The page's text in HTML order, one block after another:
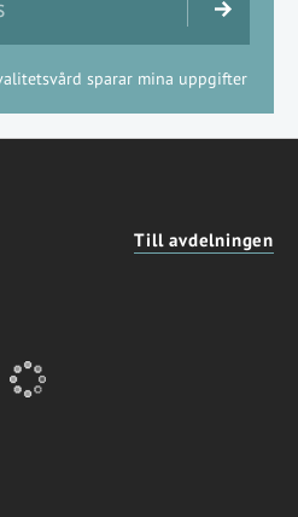
sparar mina uppgifter
Till avdelningen